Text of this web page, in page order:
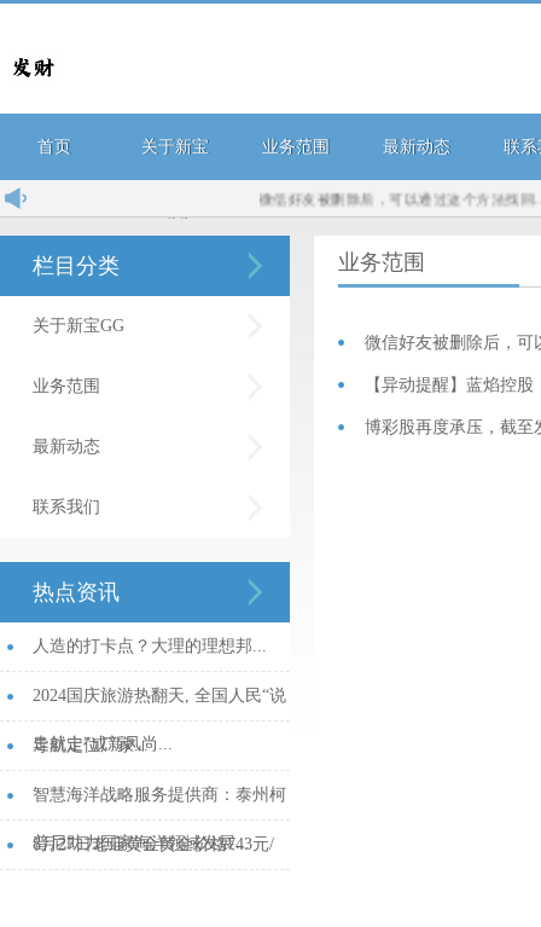
首页 关于新宝
GG
业务范围 最新动态 联系
微信好友被删除后，可以通过这个方法找回...
栏目分类
关于新宝GG
业务范围
最新动态
联系我们
热点资讯
人造的打卡点？大理的理想邦...
2024国庆旅游热翻天, 全国人民“说
走就走”成新风尚...
导航定位厂家...
智慧海洋战略服务提供商：泰州柯
普尼助力国家海洋领域发展...
8月27日老庙黄金黄金价格743元/
业务范围
微信好友被删除后，可
【异动提醒】蓝焰控